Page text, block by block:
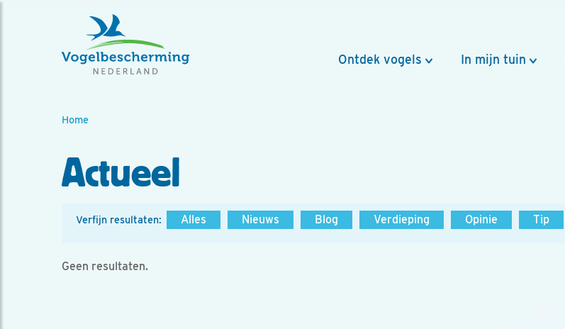
Ontdek vogels In mijn tuin
Home
Actueel
Verfijn resultaten: Alles Nieuws Blog Verdieping Opinie Tip
Geen resultaten.